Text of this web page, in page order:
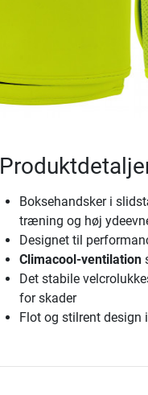
Boksehandsker i
træning og høj
Designet til
Climacool-ventilation
Det stabile
for skader
Flot og stilrent